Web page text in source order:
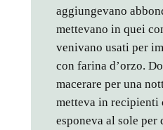
aggiungevano
mettevano in quei
venivano usati per
con farina d’orzo.
macerare per una
metteva in recipienti
esponeva al sole per